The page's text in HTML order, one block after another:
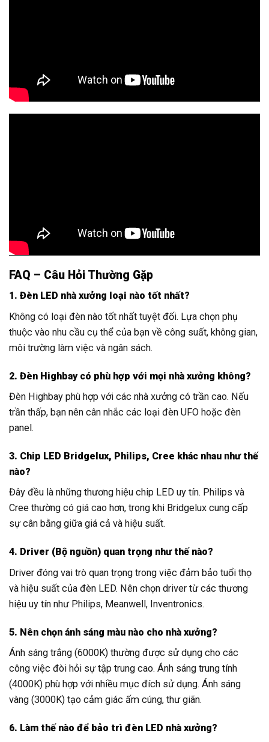
FAQ – Câu Hỏi Thường Gặp
1. Đèn LED nhà xưởng loại nào tốt nhất?
Không có loại đèn nào tốt nhất tuyệt đối. Lựa chọn phụ
thuộc vào nhu cầu cụ thể của bạn về công suất, không gian,
môi trường làm việc và ngân sách.
2. Đèn Highbay có phù hợp với mọi nhà xưởng không?
Đèn Highbay phù hợp với các nhà xưởng có trần cao. Nếu
trần thấp, bạn nên cân nhắc các loại đèn UFO hoặc đèn
panel.
3. Chip LED Bridgelux, Philips, Cree khác nhau như thế
nào?
Đây đều là những thương hiệu chip LED uy tín. Philips và
Cree thường có giá cao hơn, trong khi Bridgelux cung cấp
sự cân bằng giữa giá cả và hiệu suất.
4. Driver (Bộ nguồn) quan trọng như thế nào?
Driver đóng vai trò quan trọng trong việc đảm bảo tuổi thọ
và hiệu suất của đèn LED. Nên chọn driver từ các thương
hiệu uy tín như Philips, Meanwell, Inventronics.
5. Nên chọn ánh sáng màu nào cho nhà xưởng?
Ánh sáng trắng (6000K) thường được sử dụng cho các
công việc đòi hỏi sự tập trung cao. Ánh sáng trung tính
(4000K) phù hợp với nhiều mục đích sử dụng. Ánh sáng
vàng (3000K) tạo cảm giác ấm cúng, thư giãn.
6. Làm thế nào để bảo trì đèn LED nhà xưởng?